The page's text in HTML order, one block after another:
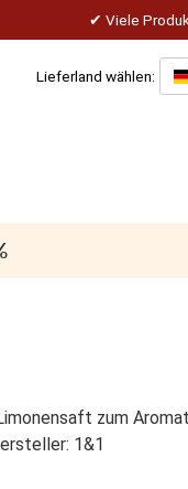
Viele
Lieferland wählen:
zum
1&1